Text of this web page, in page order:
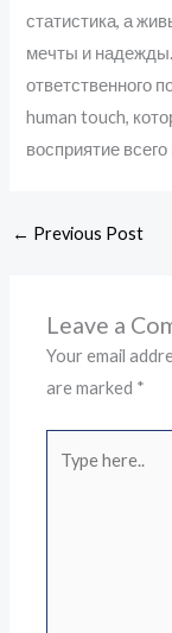
статистика, а
мечты и
ответственного
human touch,
восприятие
← Previous Post
Leave a
Your email
are marked *
here..